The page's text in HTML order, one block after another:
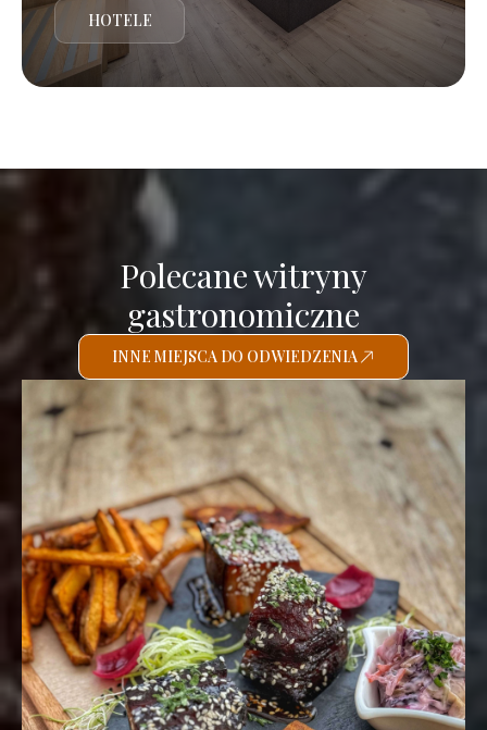
HOTELE
Polecane witryny
gastronomiczne
INNE MIEJSCA DO ODWIEDZENIA